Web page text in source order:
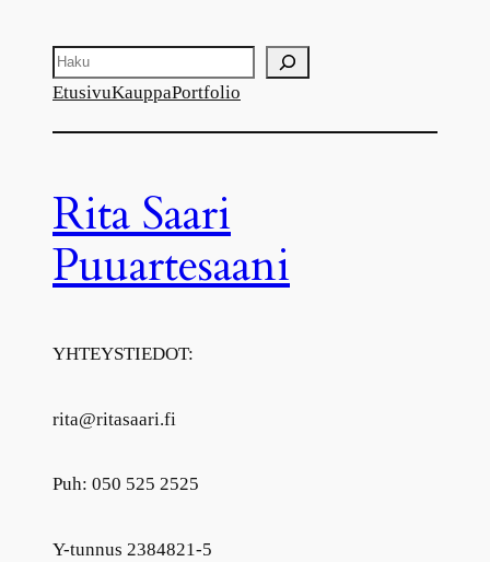
Haku
EtusivuKauppaPortfolio
Rita Saari
Puuartesaani
YHTEYSTIEDOT:
rita@ritasaari.fi
Puh: 050 525 2525
Y-tunnus 2384821-5